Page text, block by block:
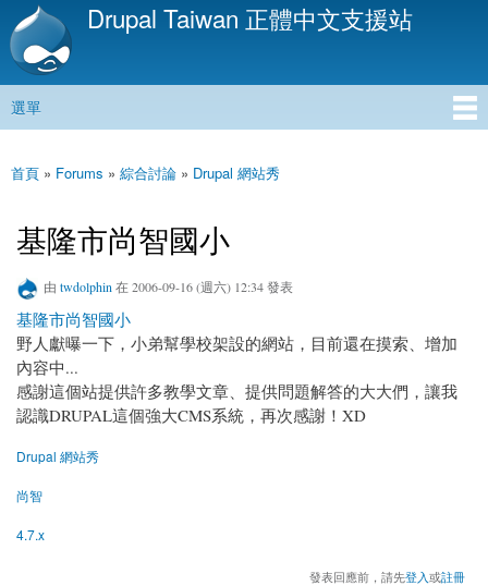
移
內
Drupal Taiwan 正體中文支援站
主選單
選單
您在這裡
首頁 » Forums » 綜合討論 » Drupal 網站秀
基隆市尚智國小
由 twdolphin 在 2006-09-16 (週六) 12:34 發表
基隆市尚智國小
野人獻曝一下，小弟幫學校架設的網站，目前還在摸索、增加
內容中...
感謝這個站提供許多教學文章、提供問題解答的大大們，讓我
認識DRUPAL這個強大CMS系統，再次感謝！XD
Drupal 網站秀
尚智
4.7.x
發表回應前，請先登入或註冊